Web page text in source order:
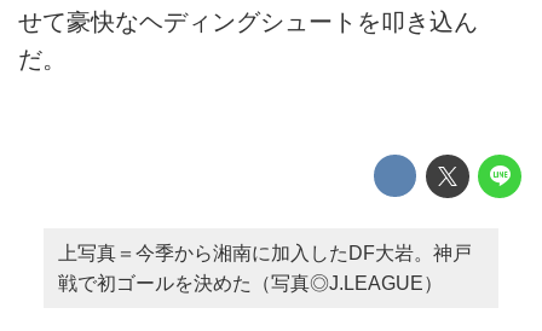
せて豪快なヘディングシュートを叩き込ん
だ。
上写真＝今季から湘南に加入したDF大岩。神戸
戦で初ゴールを決めた（写真◎J.LEAGUE）